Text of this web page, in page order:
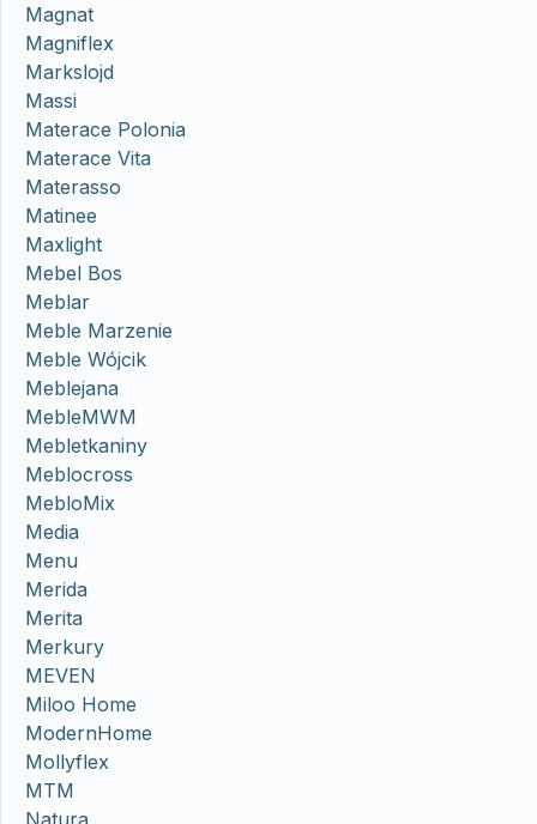
Magnat
Magniflex
Markslojd
Massi
Materace Polonia
Materace Vita
Materasso
Matinee
Maxlight
Mebel Bos
Meblar
Meble Marzenie
Meble Wójcik
Meblejana
MebleMWM
Mebletkaniny
Meblocross
MebloMix
Media
Menu
Merida
Merita
Merkury
MEVEN
Miloo Home
ModernHome
Mollyflex
MTM
Natura